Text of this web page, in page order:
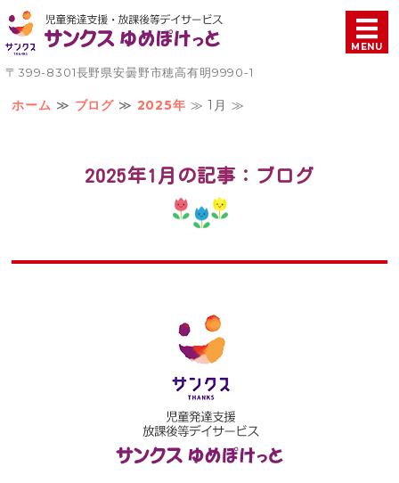
児童発達支援・放課後
〒399-8301長野県安曇野市穂高有明9990-1
MENU
ホーム
ホーム ≫ ブログ ≫ 2025年 ≫ 1月 ≫
2025年1月の記事：ブログ